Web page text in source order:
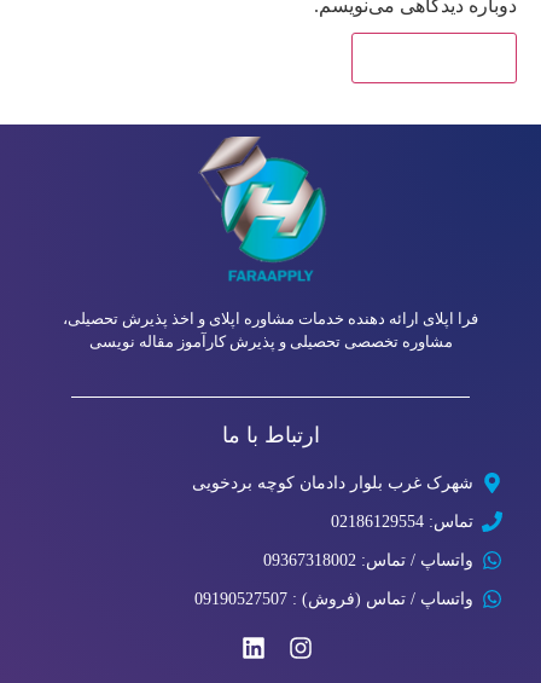
دوباره دیدگاهی می‌نویسم.
فرا اپلای ارائه دهنده خدمات مشاوره اپلای و اخذ پذیرش تحصیلی،
مشاوره تخصصی تحصیلی و پذیرش کارآموز مقاله نویسی
ارتباط با ما
شهرک غرب بلوار دادمان کوچه بردخویی
تماس: 02186129554
واتساپ / تماس: 09367318002
واتساپ / تماس (فروش) : 09190527507